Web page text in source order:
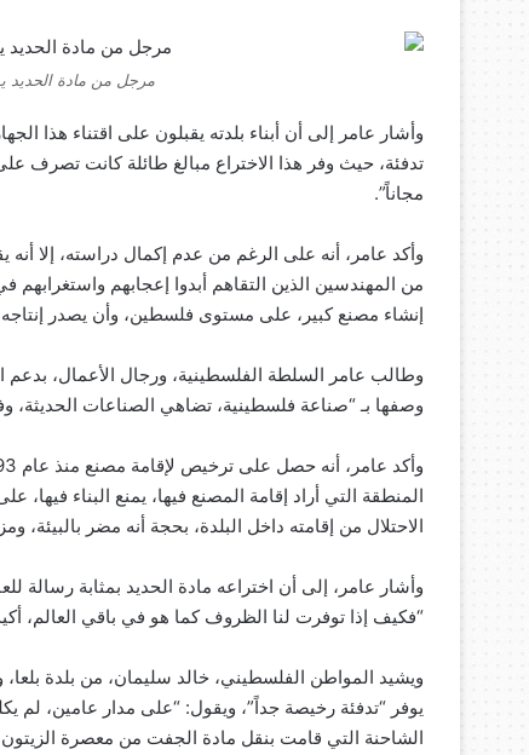
مرجل من مادة الحديد يوفر
وأشار عامر إلى أن أبناء بلدته يقبلون على اقتناء هذا
تدفئة، حيث وفر هذا الاختراع مبالغ طائلة كانت تصرف
مجاناً”.
وأكد عامر، أنه على الرغم من عدم إكمال دراسته، إلا
من المهندسين الذين التقاهم أبدوا إعجابهم
إنشاء مصنع كبير، على مستوى فلسطين، وأن يصدر إنتاجه
وطالب عامر السلطة الفلسطينية، ورجال الأعمال، بدعم
وصفها بـ “صناعة فلسطينية، تضاهي الصناعات الحديثة،
المنطقة التي أراد إقامة المصنع فيها، يمنع البناء
الاحتلال من إقامته داخل البلدة، بحجة أنه مضر
وأشار عامر، إلى أن اختراعه مادة الحديد بمثابة رسالة
“فكيف إذا توفرت لنا الظروف كما هو في باقي العالم،
ويشيد المواطن الفلسطيني، خالد سليمان، من بلدة بلعا،
الشاحنة التي قامت بنقل مادة الجفت من معصرة